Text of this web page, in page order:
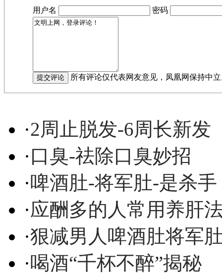
用户名
密码
所有评论仅代表网友意见，凤凰网保持中
·2周止脱发-6周长新发
·口臭-祛除口臭妙招
·啤酒肚-将军肚-是杀手
·应酬多的人常用养肝
·狠减男人啤酒肚将军
·喝酒“千杯不醉”揭秘